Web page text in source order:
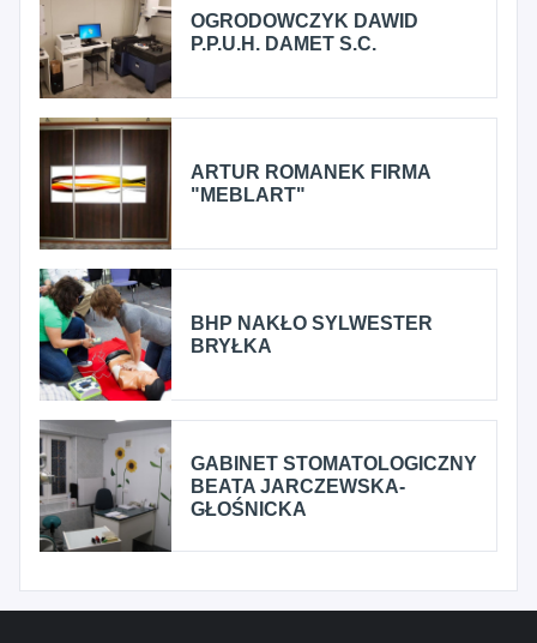
OGRODOWCZYK DAWID
P.P.U.H. DAMET S.C.
ARTUR ROMANEK FIRMA
"MEBLART"
BHP NAKŁO SYLWESTER
BRYŁKA
GABINET STOMATOLOGICZNY
BEATA JARCZEWSKA-
GŁOŚNICKA